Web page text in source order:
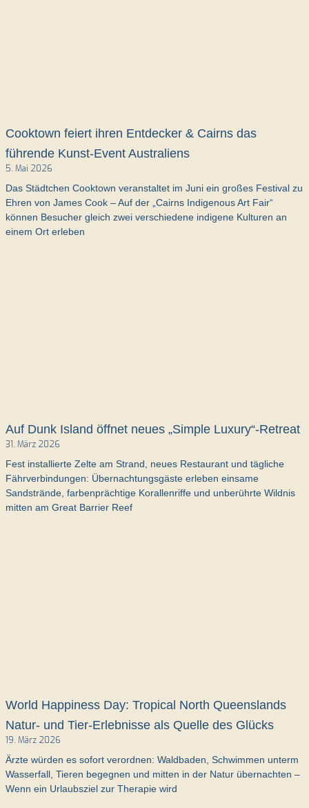
Cooktown feiert ihren Entdecker & Cairns das
führende Kunst-Event Australiens
5. Mai 2026
Das Städtchen Cooktown veranstaltet im Juni ein großes Festival zu
Ehren von James Cook – Auf der „Cairns Indigenous Art Fair“
können Besucher gleich zwei verschiedene indigene Kulturen an
einem Ort erleben
Auf Dunk Island öffnet neues „Simple Luxury“-Retreat
31. März 2026
Fest installierte Zelte am Strand, neues Restaurant und tägliche
Fährverbindungen: Übernachtungsgäste erleben einsame
Sandstrände, farbenprächtige Korallenriffe und unberührte Wildnis
mitten am Great Barrier Reef
World Happiness Day: Tropical North Queenslands
Natur- und Tier-Erlebnisse als Quelle des Glücks
19. März 2026
Ärzte würden es sofort verordnen: Waldbaden, Schwimmen unterm
Wasserfall, Tieren begegnen und mitten in der Natur übernachten –
Wenn ein Urlaubsziel zur Therapie wird